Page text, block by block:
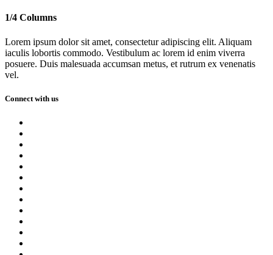
1/4 Columns
Lorem ipsum dolor sit amet, consectetur adipiscing elit. Aliquam
iaculis lobortis commodo. Vestibulum ac lorem id enim viverra
posuere. Duis malesuada accumsan metus, et rutrum ex venenatis
vel.
Connect with us